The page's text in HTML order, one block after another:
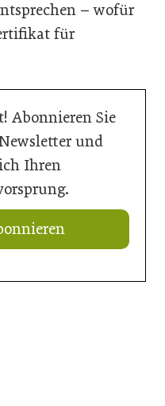
– wofür
für
Abonnieren Sie
und
Ihren